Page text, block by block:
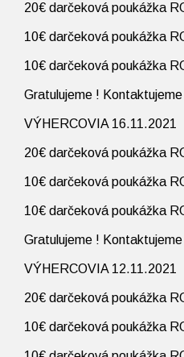
20€ darčeková poukážka
10€ darčeková poukážka
10€ darčeková poukážka
Gratulujeme !
VÝHERCOVIA 16.11.2021
20€ darčeková poukážka
10€ darčeková poukážka
10€ darčeková poukážka
Gratulujeme !
VÝHERCOVIA 12.11.2021
20€ darčeková poukážka
10€ darčeková poukážka